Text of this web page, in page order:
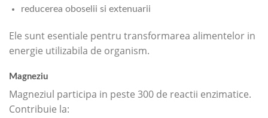
reducerea oboselii si extenuarii
Ele sunt esentiale pentru transformarea alimentelor in
energie utilizabila de organism.
Magneziu
Magneziul participa in peste 300 de reactii enzimatice.
Contribuie la: